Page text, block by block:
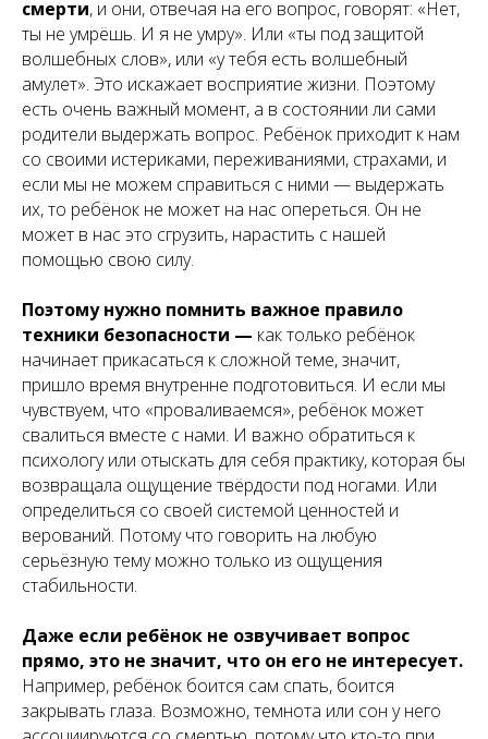
смерти, и они, отвечая на его вопрос, говорят: «Нет,
ты не умрёшь. И я не умру». Или «ты под защитой
волшебных слов», или «у тебя есть волшебный
амулет». Это искажает восприятие жизни. Поэтому
есть очень важный момент, а в состоянии ли сами
родители выдержать вопрос. Ребёнок приходит к нам
со своими истериками, переживаниями, страхами, и
если мы не можем справиться с ними — выдержать
их, то ребёнок не может на нас опереться. Он не
может в нас это сгрузить, нарастить с нашей
помощью свою силу.
Поэтому нужно помнить важное правило
техники безопасности — как только ребёнок
начинает прикасаться к сложной теме, значит,
пришло время внутренне подготовиться. И если мы
чувствуем, что «проваливаемся», ребёнок может
свалиться вместе с нами. И важно обратиться к
психологу или отыскать для себя практику, которая бы
возвращала ощущение твёрдости под ногами. Или
определиться со своей системой ценностей и
верований. Потому что говорить на любую
серьёзную тему можно только из ощущения
стабильности.
Даже если ребёнок не озвучивает вопрос
прямо, это не значит, что он его не интересует.
Например, ребёнок боится сам спать, боится
закрывать глаза. Возможно, темнота или сон у него